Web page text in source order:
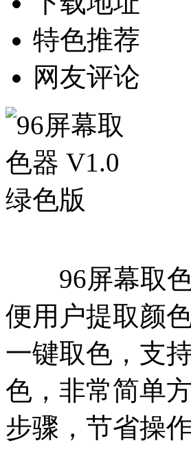
特色推荐
网友评论
96屏幕取色
便用户提取颜
一键取色，支
色，非常简单
步骤，节省操作